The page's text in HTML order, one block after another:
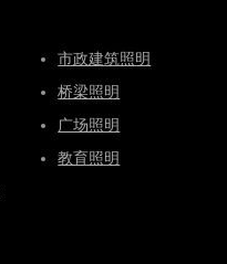
市政建筑照明
桥梁照明
广场照明
教育照明